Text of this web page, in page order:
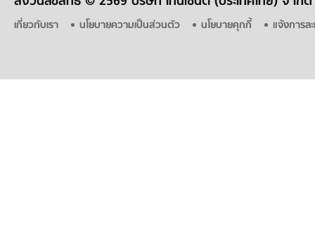
เกี่ยวกับเรา นโยบายความเป็นส่วนตัว นโยบายคุกกี้ แจ้งการล